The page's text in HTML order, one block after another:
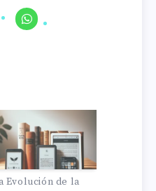
Evolución de la